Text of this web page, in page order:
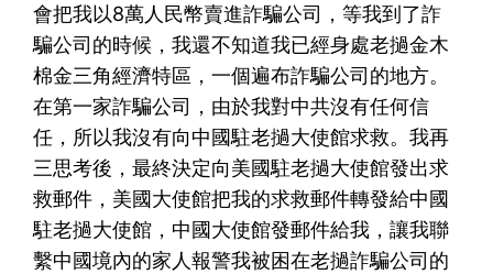
會把我以8萬人民幣賣進詐騙公司，等我到了詐
騙公司的時候，我還不知道我已經身處老撾金木
棉金三角經濟特區，一個遍布詐騙公司的地方。
在第一家詐騙公司，由於我對中共沒有任何信
任，所以我沒有向中國駐老撾大使館求救。我再
三思考後，最終決定向美國駐老撾大使館發出求
救郵件，美國大使館把我的求救郵件轉發給中國
駐老撾大使館，中國大使館發郵件給我，讓我聯
繫中國境內的家人報警我被困在老撾詐騙公司的